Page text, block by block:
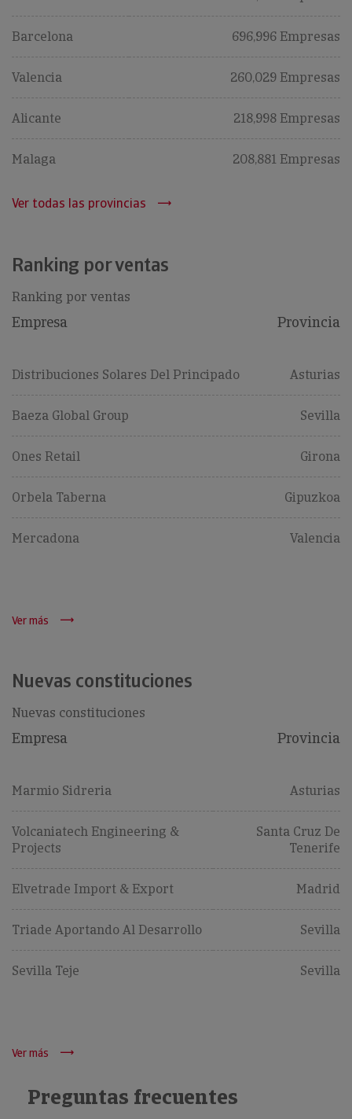
Barcelona 696,996 Empresas
Valencia 260,029 Empresas
Alicante 218,998 Empresas
Malaga 208,881 Empresas
Ver todas las provincias
Ranking por ventas
Ranking por ventas
Empresa Provincia
Distribuciones Solares Del Principado Asturias
Baeza Global Group Sevilla
Ones Retail Girona
Orbela Taberna Gipuzkoa
Mercadona Valencia
Ver más
Nuevas constituciones
Nuevas constituciones
Empresa Provincia
Marmio Sidreria Asturias
Volcaniatech Engineering &
Projects
Santa Cruz De
Tenerife
Elvetrade Import & Export Madrid
Triade Aportando Al Desarrollo Sevilla
Sevilla Teje Sevilla
Ver más
Preguntas frecuentes